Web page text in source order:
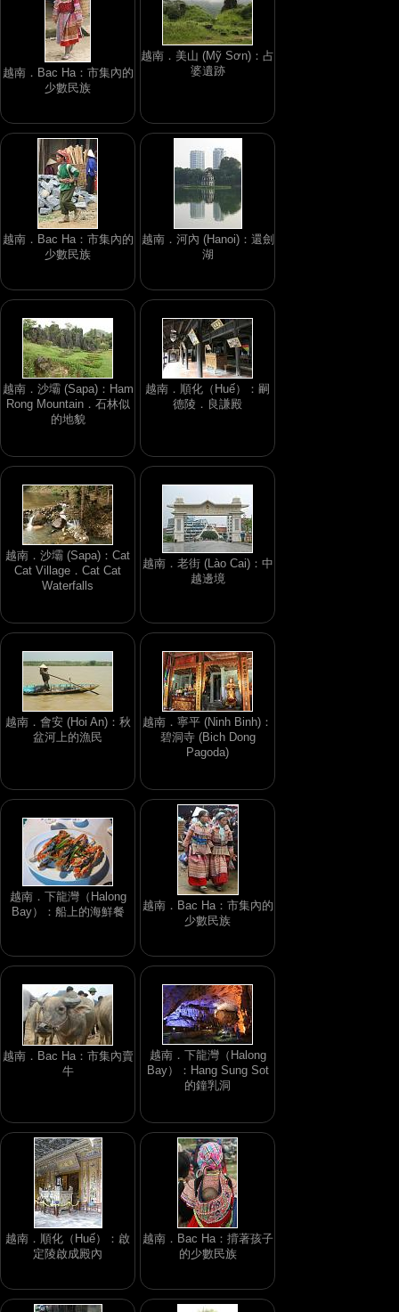
越南．Bac Ha：市集內的
少數民族
越南．美山 (Mỹ Sơn)：占
婆遺跡
越南．Bac Ha：市集內的
少數民族
越南．河內 (Hanoi)：還劍
湖
越南．沙壩 (Sapa)：Ham
Rong Mountain．石林似
的地貌
越南．順化（Huế）：嗣
德陵．良謙殿
越南．沙壩 (Sapa)：Cat
Cat Village．Cat Cat
Waterfalls
越南．老街 (Lào Cai)：中
越邊境
越南．會安 (Hoi An)：秋
盆河上的漁民
越南．寧平 (Ninh Binh)：
碧洞寺 (Bich Dong
Pagoda)
越南．下龍灣（Halong
Bay）：船上的海鮮餐
越南．Bac Ha：市集內的
少數民族
越南．Bac Ha：市集內賣
牛
越南．下龍灣（Halong
Bay）：Hang Sung Sot
的鐘乳洞
越南．順化（Huế）：啟
定陵啟成殿內
越南．Bac Ha：揹著孩子
的少數民族